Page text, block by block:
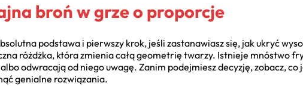
broń w grze o proporcje
podstawa i pierwszy krok, jeśli zastanawiasz się, jak ukryć
różdżka, która zmienia całą geometrię twarzy. Istnieje mnóstwo
odwracają od niego uwagę. Zanim podejmiesz decyzję, zobacz,
genialne rozwiązania.